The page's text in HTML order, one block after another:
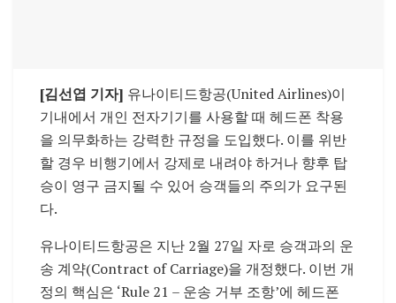
[김선엽 기자] 유나이티드항공(United Airlines)이
기내에서 개인 전자기기를 사용할 때 헤드폰 착용
을 의무화하는 강력한 규정을 도입했다. 이를 위반
할 경우 비행기에서 강제로 내려야 하거나 향후 탑
승이 영구 금지될 수 있어 승객들의 주의가 요구된
다.
유나이티드항공은 지난 2월 27일 자로 승객과의 운
송 계약(Contract of Carriage)을 개정했다. 이번 개
정의 핵심은 ‘Rule 21 – 운송 거부 조항’에 헤드폰